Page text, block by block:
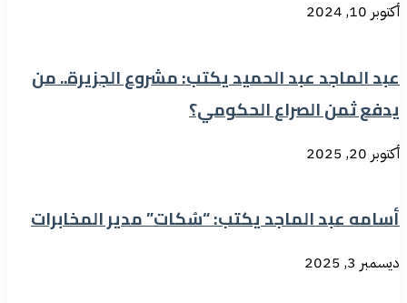
أكتوبر 10, 2024
عبد الماجد عبد الحميد يكتب: مشروع الجزيرة.. من
يدفع ثمن الصراع الحكومي؟
أكتوبر 20, 2025
أسامه عبد الماجد يكتب: “سُكات” مدير المخابرات
ديسمبر 3, 2025